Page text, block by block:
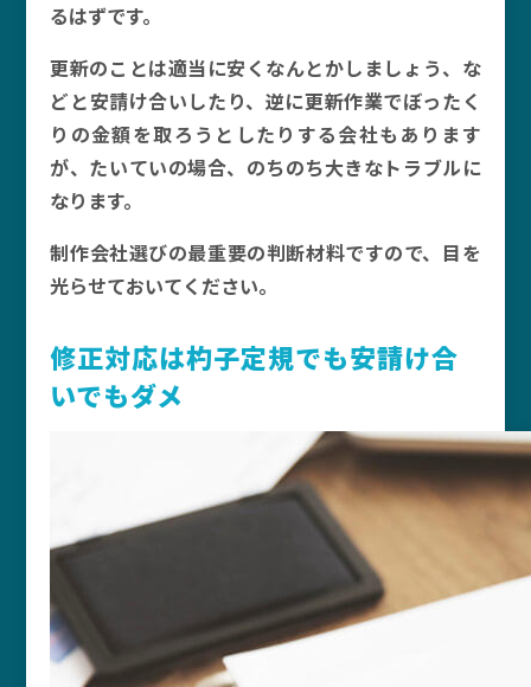
るはずです。
更新のことは適当に安くなんとかしましょう、な
どと安請け合いしたり、逆に更新作業でぼったく
りの金額を取ろうとしたりする会社もあります
が、たいていの場合、のちのち大きなトラブルに
なります。
制作会社選びの最重要の判断材料ですので、目を
光らせておいてください。
修正対応は杓子定規でも安請け合
いでもダメ